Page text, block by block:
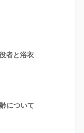
者と浴衣
について